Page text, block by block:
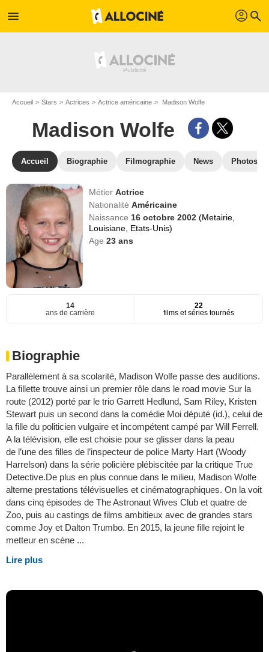
menu profil search
Accueil Stars Actrices Actrice américaine Madison Wolfe
Madison Wolfe
Accueil Biographie Filmographie News Photos
MétierActrice
NationalitéAméricaine
Naissance 16 octobre 2002(Metairie,
Louisiane, Etats-Unis)
Age23 ans
14
ans de carrière
22
films et séries tournés
Biographie
Parallèlement à sa scolarité, Madison Wolfe passe des auditions.
La fillette trouve ainsi un premier rôle dans le road movie Sur la
route (2012) porté par le trio Garrett Hedlund, Sam Riley, Kristen
Stewart puis un second dans la comédie Moi député (id.), celui de
la fille du politicien vulgaire et incompétent campé par Will Ferrell.
A la télévision, elle est choisie pour se glisser dans la peau
de l’une des filles de l’inspecteur de police Marty Hart (Woody
Harrelson) dans la série policière plébiscitée par la critique True
Detective.De plus en plus connue dans le milieu, Madison Wolfe
alterne prestations télévisuelles et cinématographiques. On la voit
dans cinq épisodes de The Astronaut Wives Club et quatre de
Zoo, puis au castings de films ambitieux avec de grandes stars
comme Joy et Dalton Trumbo. En 2015, la jeune fille rejoint le
metteur en scène ...
Lire plus